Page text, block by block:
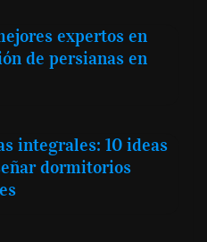
expertos en
de persianas en
integrales: 10 ideas
dormitorios